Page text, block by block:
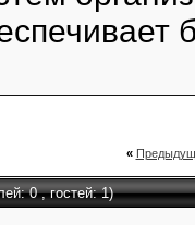
«
0 , гостей: 1)